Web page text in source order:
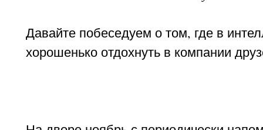
Давайте побеседуем о том, где в
хорошенько отдохнуть в компании